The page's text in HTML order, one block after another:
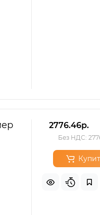
2776.46р.
Без НДС: